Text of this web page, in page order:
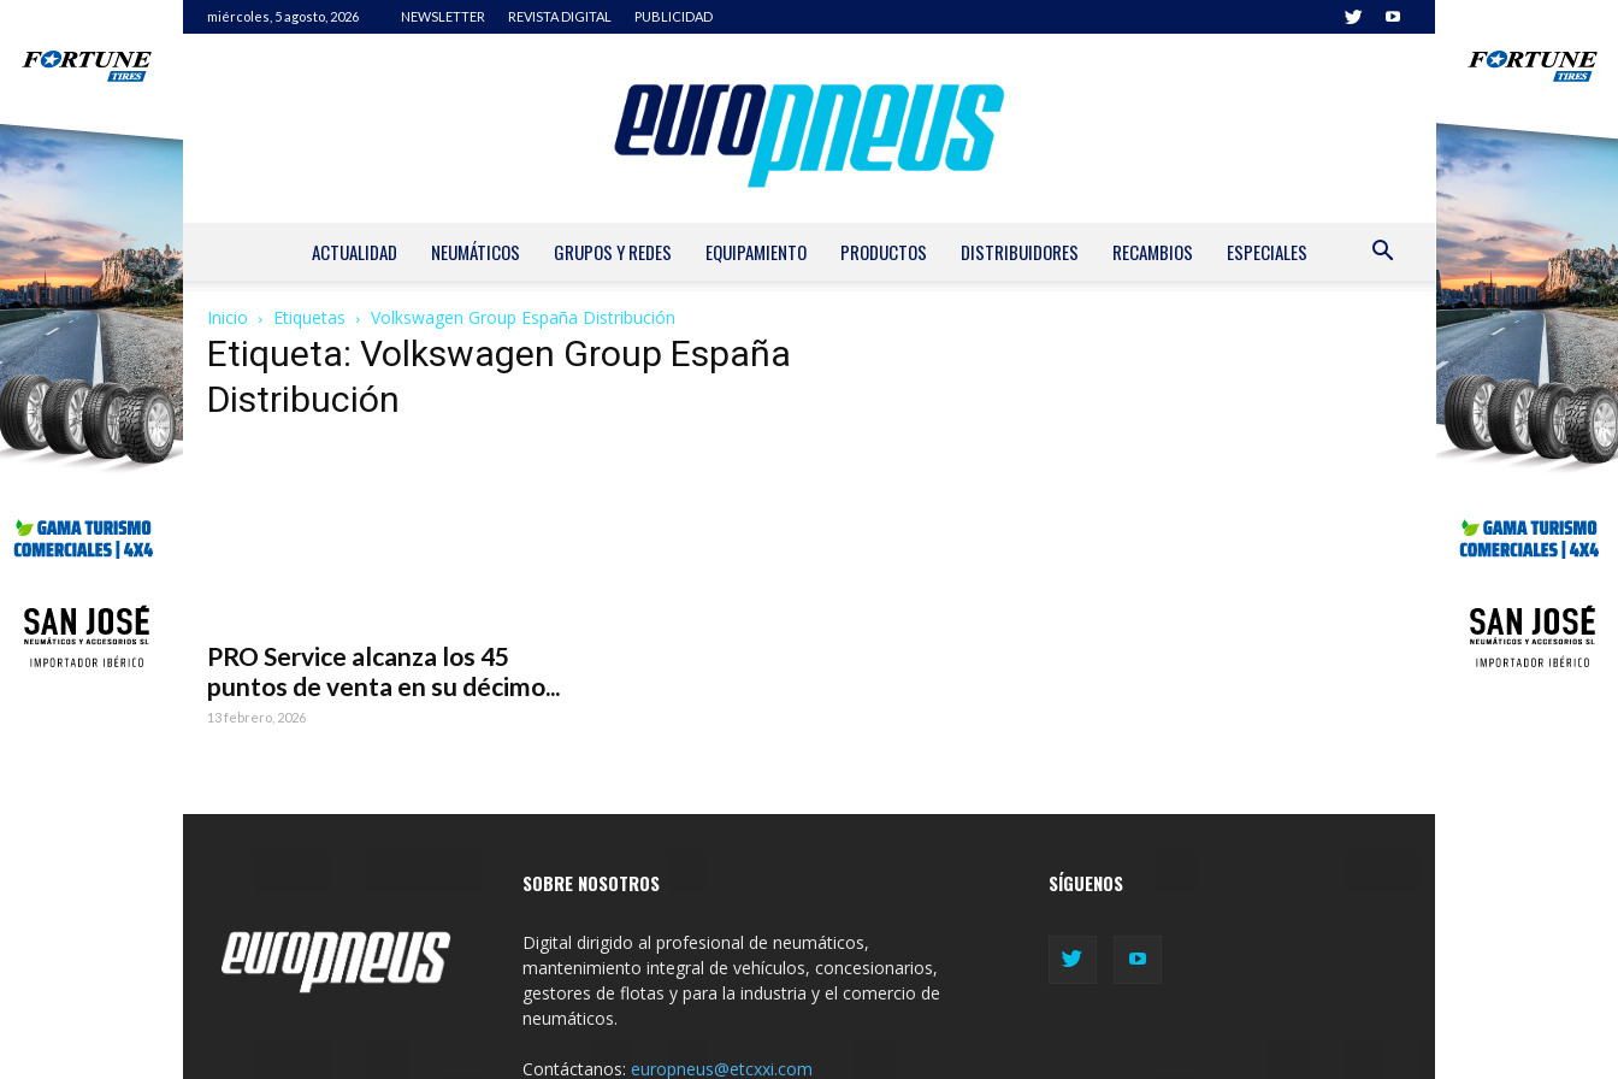
miércoles, 5 agosto, 2026 NEWSLETTER REVISTA DIGITAL PUBLICIDAD
ACTUALIDAD NEUMÁTICOS GRUPOS Y REDES EQUIPAMIENTO PRODUCTOS DISTRIBUIDORES RECAMBIOS ESPECIALES
Inicio Etiquetas Volkswagen Group España Distribución
Etiqueta: Volkswagen Group España
Distribución
PRO Service alcanza los 45
puntos de venta en su décimo...
13 febrero, 2026
SOBRE NOSOTROS
Digital dirigido al profesional de neumáticos,
mantenimiento integral de vehículos, concesionarios,
gestores de flotas y para la industria y el comercio de
neumáticos.
Contáctanos: europneus@etcxxi.com
SÍGUENOS